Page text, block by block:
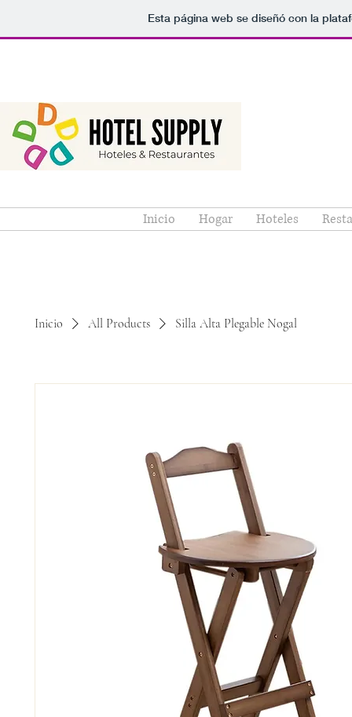
Esta página web se diseñó con la
Inicio Hogar Hoteles
Inicio All Products Silla Alta Plegable Nogal